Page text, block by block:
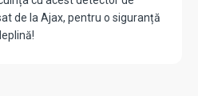
de la Ajax, pentru o siguranță